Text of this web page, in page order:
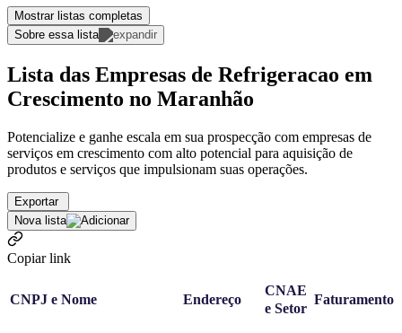
Mostrar listas completas
Sobre essa lista
Lista das Empresas de Refrigeracao em
Crescimento no Maranhão
Potencialize e ganhe escala em sua prospecção com empresas de
serviços em crescimento com alto potencial para aquisição de
produtos e serviços que impulsionam suas operações.
Exportar
Nova lista
Copiar link
CNPJ e Nome Endereço
CNAE
e Setor
Faturamento